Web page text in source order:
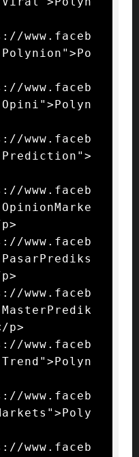
www.faceb
www.faceb
www.faceb
www.faceb
www.faceb
www.faceb
p>
www.faceb
www.faceb
www.faceb